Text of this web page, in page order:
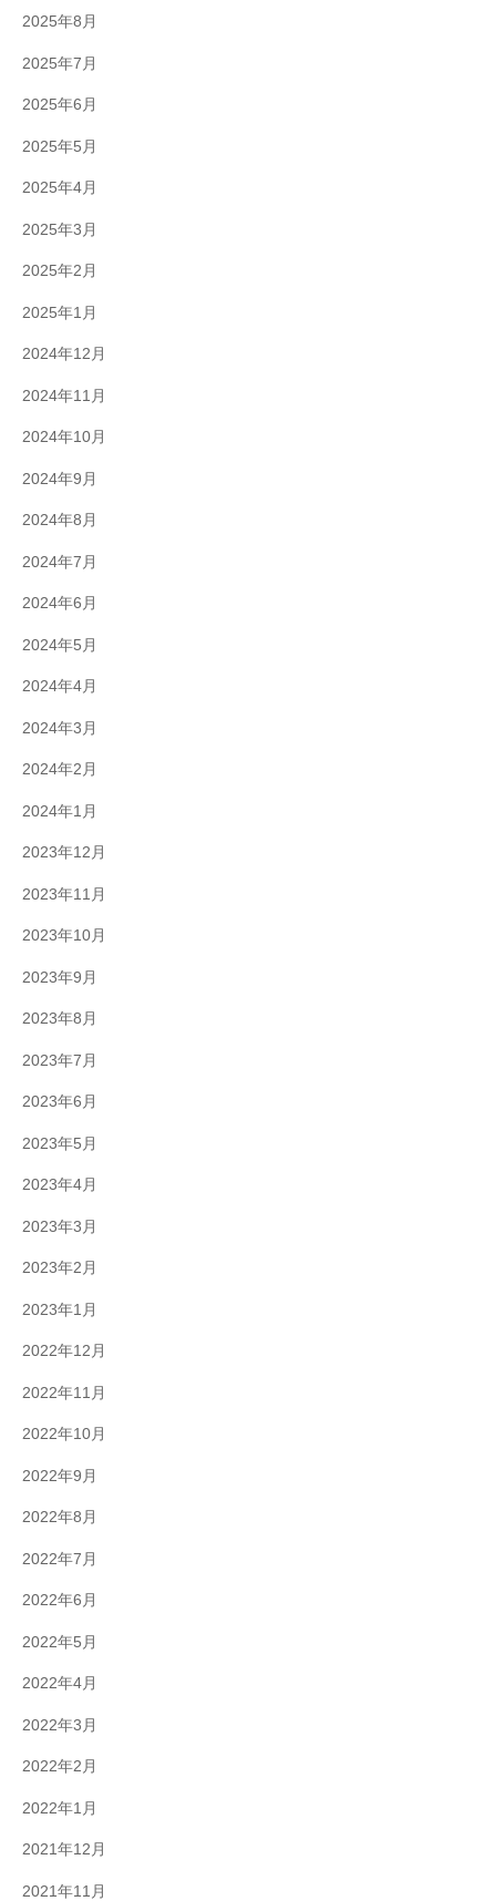
2025年8月
2025年7月
2025年6月
2025年5月
2025年4月
2025年3月
2025年2月
2025年1月
2024年12月
2024年11月
2024年10月
2024年9月
2024年8月
2024年7月
2024年6月
2024年5月
2024年4月
2024年3月
2024年2月
2024年1月
2023年12月
2023年11月
2023年10月
2023年9月
2023年8月
2023年7月
2023年6月
2023年5月
2023年4月
2023年3月
2023年2月
2023年1月
2022年12月
2022年11月
2022年10月
2022年9月
2022年8月
2022年7月
2022年6月
2022年5月
2022年4月
2022年3月
2022年2月
2022年1月
2021年12月
2021年11月